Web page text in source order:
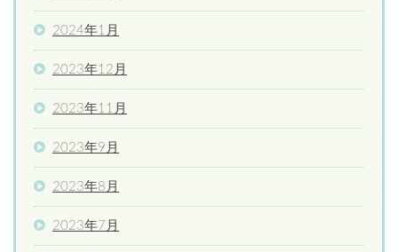
2024年1月
2023年12月
2023年11月
2023年9月
2023年8月
2023年7月